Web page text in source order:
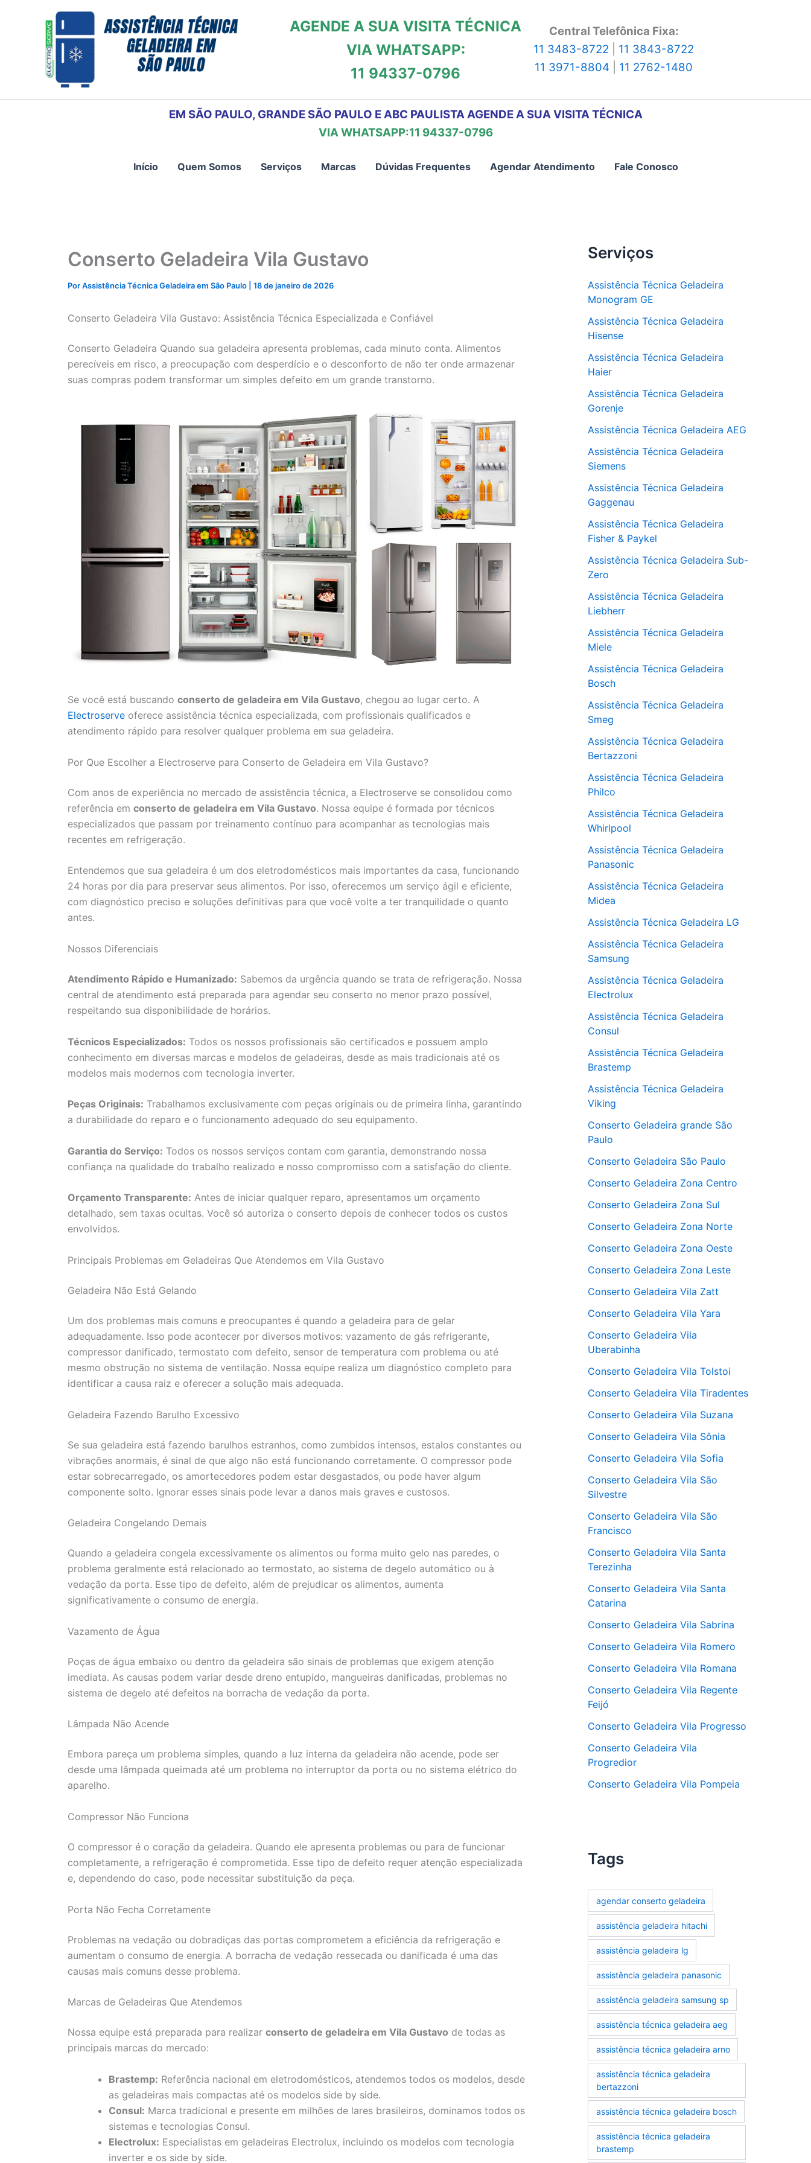
AGENDE A SUA VISITA TÉCNICA
VIA WHATSAPP:
11 94337-0796
Central Telefônica Fixa:
11 3483-8722
11 3843-8722
11 3971-8804
11 2762-1480
EM SÃO PAULO, GRANDE SÃO PAULO E ABC PAULISTA AGENDE A SUA VISITA TÉCNICA
VIA WHATSAPP:11 94337-0796
Início Quem Somos Serviços Marcas Dúvidas Frequentes Agendar Atendimento Fale Conosco
Conserto Geladeira Vila Gustavo
PorAssistência Técnica Geladeira em São Paulo 18 de janeiro de 2026
Conserto Geladeira Vila Gustavo: Assistência Técnica Especializada e Confiável
Conserto Geladeira Quando sua geladeira apresenta problemas, cada minuto conta. Alimentos
perecíveis em risco, a preocupação com desperdício e o desconforto de não ter onde armazenar
suas compras podem transformar um simples defeito em um grande transtorno.
Se você está buscando conserto de geladeira em Vila Gustavo, chegou ao lugar certo. A
Electroserve oferece assistência técnica especializada, com profissionais qualificados e
atendimento rápido para resolver qualquer problema em sua geladeira.
Por Que Escolher a Electroserve para Conserto de Geladeira em Vila Gustavo?
Com anos de experiência no mercado de assistência técnica, a Electroserve se consolidou como
referência em conserto de geladeira em Vila Gustavo. Nossa equipe é formada por técnicos
especializados que passam por treinamento contínuo para acompanhar as tecnologias mais
recentes em refrigeração.
Entendemos que sua geladeira é um dos eletrodomésticos mais importantes da casa, funcionando
24 horas por dia para preservar seus alimentos. Por isso, oferecemos um serviço ágil e eficiente,
com diagnóstico preciso e soluções definitivas para que você volte a ter tranquilidade o quanto
antes.
Nossos Diferenciais
Atendimento Rápido e Humanizado: Sabemos da urgência quando se trata de refrigeração. Nossa
central de atendimento está preparada para agendar seu conserto no menor prazo possível,
respeitando sua disponibilidade de horários.
Técnicos Especializados: Todos os nossos profissionais são certificados e possuem amplo
conhecimento em diversas marcas e modelos de geladeiras, desde as mais tradicionais até os
modelos mais modernos com tecnologia inverter.
Peças Originais: Trabalhamos exclusivamente com peças originais ou de primeira linha, garantindo
a durabilidade do reparo e o funcionamento adequado do seu equipamento.
Garantia do Serviço: Todos os nossos serviços contam com garantia, demonstrando nossa
confiança na qualidade do trabalho realizado e nosso compromisso com a satisfação do cliente.
Orçamento Transparente: Antes de iniciar qualquer reparo, apresentamos um orçamento
detalhado, sem taxas ocultas. Você só autoriza o conserto depois de conhecer todos os custos
envolvidos.
Principais Problemas em Geladeiras Que Atendemos em Vila Gustavo
Geladeira Não Está Gelando
Um dos problemas mais comuns e preocupantes é quando a geladeira para de gelar
adequadamente. Isso pode acontecer por diversos motivos: vazamento de gás refrigerante,
compressor danificado, termostato com defeito, sensor de temperatura com problema ou até
mesmo obstrução no sistema de ventilação. Nossa equipe realiza um diagnóstico completo para
identificar a causa raiz e oferecer a solução mais adequada.
Geladeira Fazendo Barulho Excessivo
Se sua geladeira está fazendo barulhos estranhos, como zumbidos intensos, estalos constantes ou
vibrações anormais, é sinal de que algo não está funcionando corretamente. O compressor pode
estar sobrecarregado, os amortecedores podem estar desgastados, ou pode haver algum
componente solto. Ignorar esses sinais pode levar a danos mais graves e custosos.
Geladeira Congelando Demais
Quando a geladeira congela excessivamente os alimentos ou forma muito gelo nas paredes, o
problema geralmente está relacionado ao termostato, ao sistema de degelo automático ou à
vedação da porta. Esse tipo de defeito, além de prejudicar os alimentos, aumenta
significativamente o consumo de energia.
Vazamento de Água
Poças de água embaixo ou dentro da geladeira são sinais de problemas que exigem atenção
imediata. As causas podem variar desde dreno entupido, mangueiras danificadas, problemas no
sistema de degelo até defeitos na borracha de vedação da porta.
Lâmpada Não Acende
Embora pareça um problema simples, quando a luz interna da geladeira não acende, pode ser
desde uma lâmpada queimada até um problema no interruptor da porta ou no sistema elétrico do
aparelho.
Compressor Não Funciona
O compressor é o coração da geladeira. Quando ele apresenta problemas ou para de funcionar
completamente, a refrigeração é comprometida. Esse tipo de defeito requer atenção especializada
e, dependendo do caso, pode necessitar substituição da peça.
Porta Não Fecha Corretamente
Problemas na vedação ou dobradiças das portas comprometem a eficiência da refrigeração e
aumentam o consumo de energia. A borracha de vedação ressecada ou danificada é uma das
causas mais comuns desse problema.
Marcas de Geladeiras Que Atendemos
Nossa equipe está preparada para realizar conserto de geladeira em Vila Gustavo de todas as
principais marcas do mercado:
Brastemp: Referência nacional em eletrodomésticos, atendemos todos os modelos, desde
as geladeiras mais compactas até os modelos side by side.
Consul: Marca tradicional e presente em milhões de lares brasileiros, dominamos todos os
sistemas e tecnologias Consul.
Electrolux: Especialistas em geladeiras Electrolux, incluindo os modelos com tecnologia
inverter e os side by side.
Serviços
Assistência Técnica Geladeira
Monogram GE
Assistência Técnica Geladeira
Hisense
Assistência Técnica Geladeira
Haier
Assistência Técnica Geladeira
Gorenje
Assistência Técnica Geladeira AEG
Assistência Técnica Geladeira
Siemens
Assistência Técnica Geladeira
Gaggenau
Assistência Técnica Geladeira
Fisher & Paykel
Assistência Técnica Geladeira Sub-
Zero
Assistência Técnica Geladeira
Liebherr
Assistência Técnica Geladeira
Miele
Assistência Técnica Geladeira
Bosch
Assistência Técnica Geladeira
Smeg
Assistência Técnica Geladeira
Bertazzoni
Assistência Técnica Geladeira
Philco
Assistência Técnica Geladeira
Whirlpool
Assistência Técnica Geladeira
Panasonic
Assistência Técnica Geladeira
Midea
Assistência Técnica Geladeira LG
Assistência Técnica Geladeira
Samsung
Assistência Técnica Geladeira
Electrolux
Assistência Técnica Geladeira
Consul
Assistência Técnica Geladeira
Brastemp
Assistência Técnica Geladeira
Viking
Conserto Geladeira grande São
Paulo
Conserto Geladeira São Paulo
Conserto Geladeira Zona Centro
Conserto Geladeira Zona Sul
Conserto Geladeira Zona Norte
Conserto Geladeira Zona Oeste
Conserto Geladeira Zona Leste
Conserto Geladeira Vila Zatt
Conserto Geladeira Vila Yara
Conserto Geladeira Vila
Uberabinha
Conserto Geladeira Vila Tolstoi
Conserto Geladeira Vila Tiradentes
Conserto Geladeira Vila Suzana
Conserto Geladeira Vila Sônia
Conserto Geladeira Vila Sofia
Conserto Geladeira Vila São
Silvestre
Conserto Geladeira Vila São
Francisco
Conserto Geladeira Vila Santa
Terezinha
Conserto Geladeira Vila Santa
Catarina
Conserto Geladeira Vila Sabrina
Conserto Geladeira Vila Romero
Conserto Geladeira Vila Romana
Conserto Geladeira Vila Regente
Feijó
Conserto Geladeira Vila Progresso
Conserto Geladeira Vila
Progredior
Conserto Geladeira Vila Pompeia
Tags
agendar conserto geladeira
assistência geladeira hitachi
assistência geladeira lg
assistência geladeira panasonic
assistência geladeira samsung sp
assistência técnica geladeira aeg
assistência técnica geladeira arno
assistência técnica geladeira
bertazzoni
assistência técnica geladeira bosch
assistência técnica geladeira
brastemp